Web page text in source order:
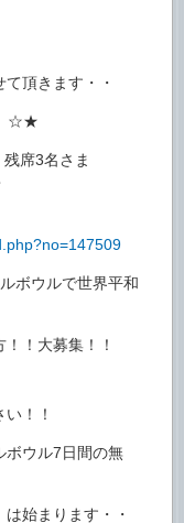
頂きます・・
☆★
席3名さま
ボウルで世界平和
！大募集！！
！！
ボウル7日間の無
始まります・・